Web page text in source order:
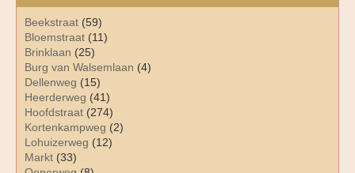
Beekstraat (59)
Bloemstraat (11)
Brinklaan (25)
Burg van Walsemlaan (4)
Dellenweg (15)
Heerderweg (41)
Hoofdstraat (274)
Kortenkampweg (2)
Lohuizerweg (12)
Markt (33)